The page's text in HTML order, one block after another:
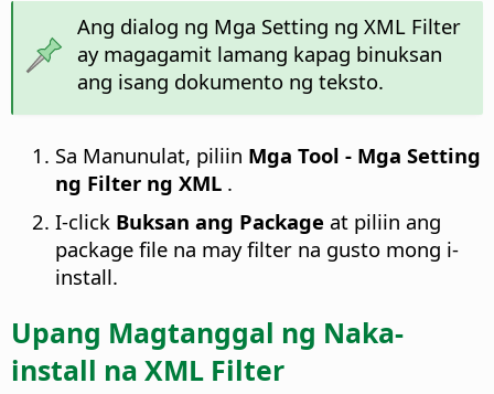
Ang dialog ng Mga Setting ng XML Filter
ay magagamit lamang kapag binuksan
ang isang dokumento ng teksto.
Sa Manunulat, piliin Mga Tool - Mga Setting
ng Filter ng XML .
I-click Buksan ang Package at piliin ang
package file na may filter na gusto mong i-
install.
Upang Magtanggal ng Naka-
install na XML Filter